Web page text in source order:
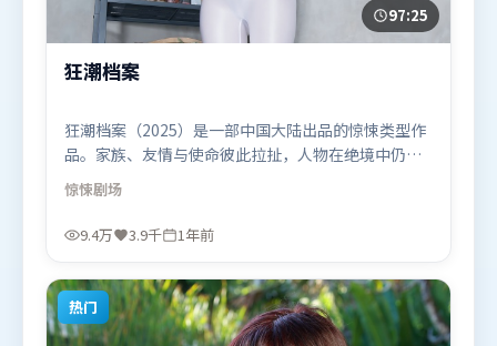
97:25
狂潮档案
狂潮档案（2025）是一部中国大陆出品的惊悚类型作
品。家族、友情与使命彼此拉扯，人物在绝境中仍试
图守住心中微光。人物关系网复杂却不凌乱，每场对
手戏都推动信息增量。由史蒂文·斯皮尔伯格执导，
汤姆·哈迪、堺雅人、河正宇，王景春、刘德华、苍
陆）在部分地区首映上线，适合喜欢惊悚题材的观众
观看。
惊悚剧场
9.4万 3.9千 1年前
热门